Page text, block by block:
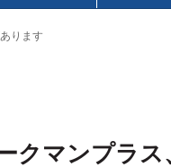
ります
クマンプラス